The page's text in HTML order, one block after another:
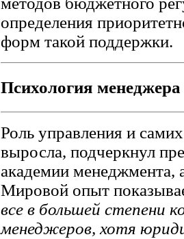
определения
форм такой поддержки.
Психология менеджера
Роль управления и
выросла, подчеркнул
академии
Мировой опыт
все в большей степени
менеджеров, хотя